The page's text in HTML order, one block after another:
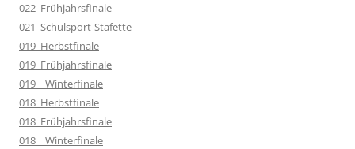
022_Frühjahrsfinale
021_Schulsport-Stafette
019_Herbstfinale
019_Frühjahrsfinale
019__Winterfinale
018_Herbstfinale
018_Frühjahrsfinale
018__Winterfinale